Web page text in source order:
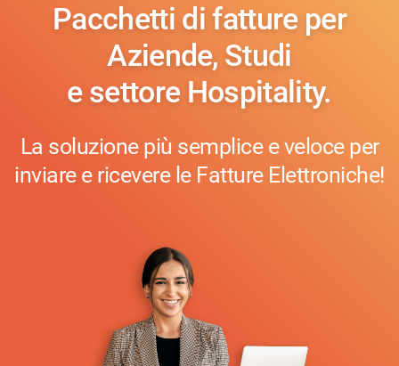
Pacchetti di fatture per
Aziende, Studi
e settore Hospitality.
La soluzione più semplice e veloce per
inviare e ricevere le Fatture Elettroniche!